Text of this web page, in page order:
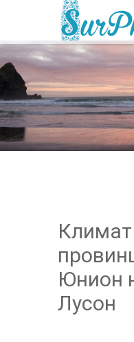
Юнион
Лусон